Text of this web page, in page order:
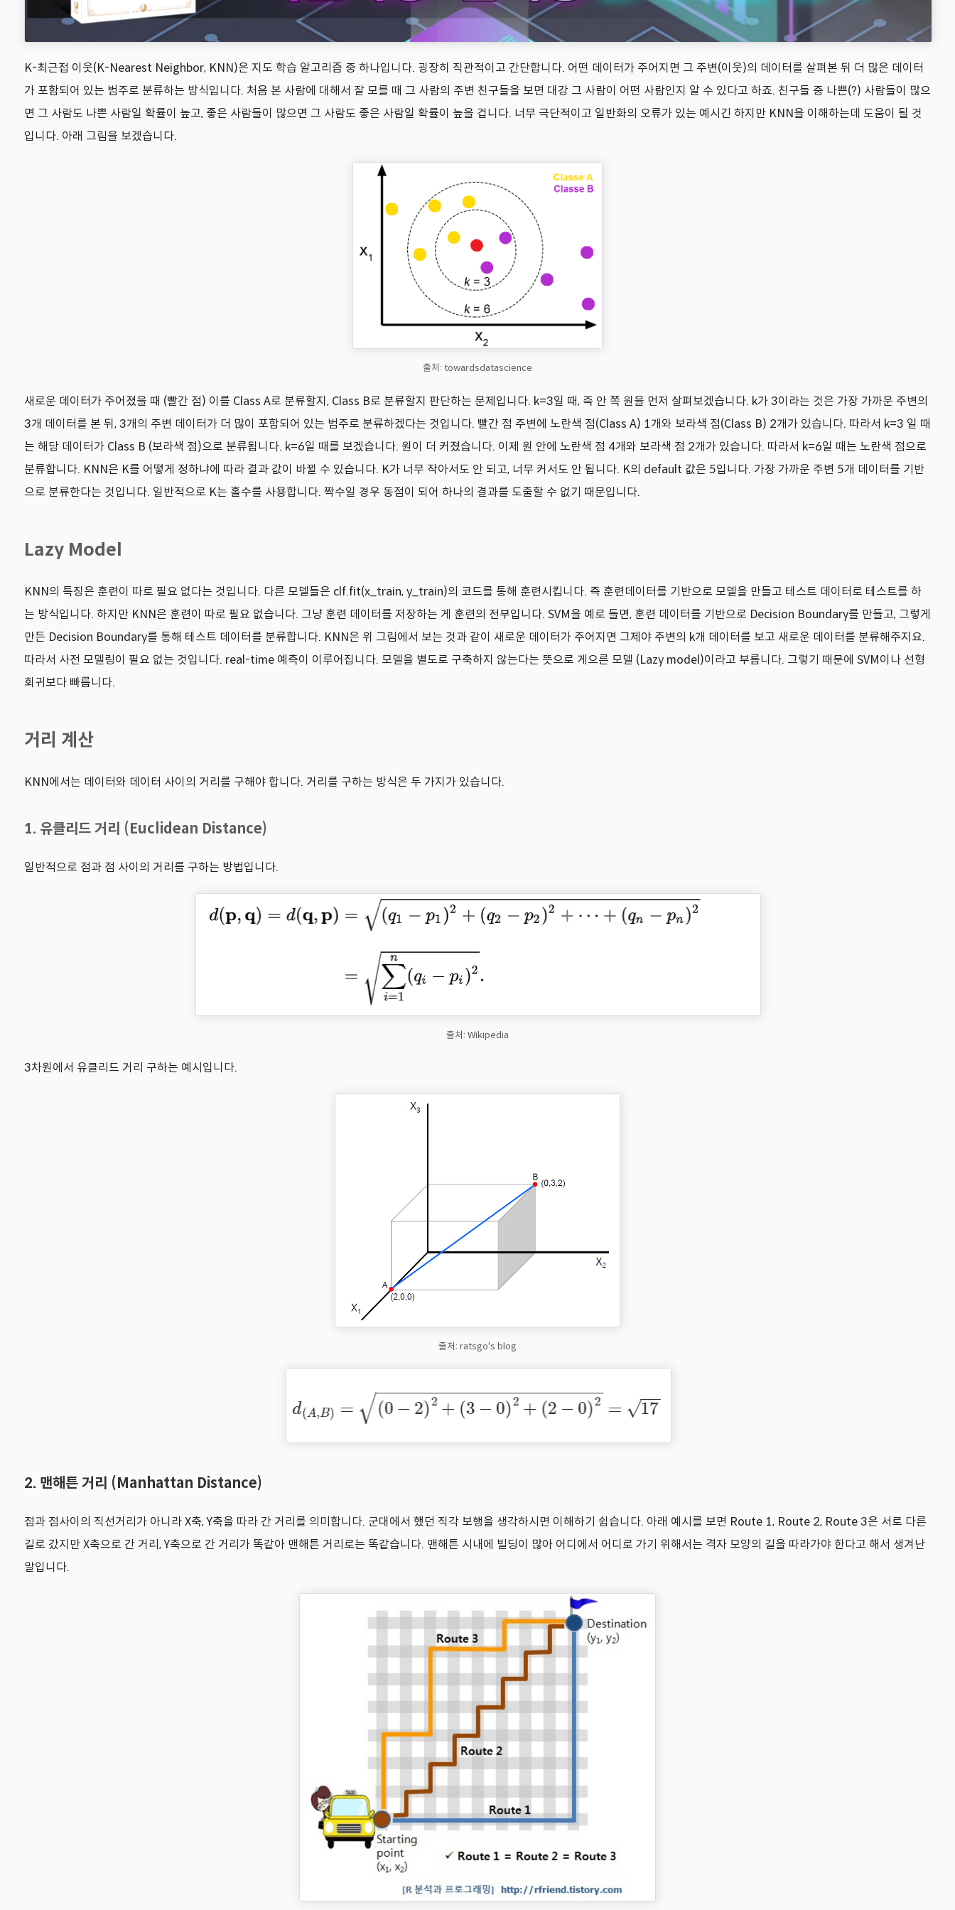
K-최근접 이웃(K-Nearest Neighbor, KNN)은 지도 학습 알고리즘 중 하나입니다. 굉장히 직관적이고 간단합니다. 어떤 데이터가 주어지면 그 주변(이웃)의 데이터를 살펴본 뒤 더 많은 데이터
가 포함되어 있는 범주로 분류하는 방식입니다. 처음 본 사람에 대해서 잘 모를 때 그 사람의 주변 친구들을 보면 대강 그 사람이 어떤 사람인지 알 수 있다고 하죠. 친구들 중 나쁜(?) 사람들이 많으
면 그 사람도 나쁜 사람일 확률이 높고, 좋은 사람들이 많으면 그 사람도 좋은 사람일 확률이 높을 겁니다. 너무 극단적이고 일반화의 오류가 있는 예시긴 하지만 KNN을 이해하는데 도움이 될 것
입니다. 아래 그림을 보겠습니다.
출처: towardsdatascience
새로운 데이터가 주어졌을 때 (빨간 점) 이를 Class A로 분류할지, Class B로 분류할지 판단하는 문제입니다. k=3일 때, 즉 안 쪽 원을 먼저 살펴보겠습니다. k가 3이라는 것은 가장 가까운 주변의
3개 데이터를 본 뒤, 3개의 주변 데이터가 더 많이 포함되어 있는 범주로 분류하겠다는 것입니다. 빨간 점 주변에 노란색 점(Class A) 1개와 보라색 점(Class B) 2개가 있습니다. 따라서 k=3 일 때
는 해당 데이터가 Class B (보라색 점)으로 분류됩니다. k=6일 때를 보겠습니다. 원이 더 커졌습니다. 이제 원 안에 노란색 점 4개와 보라색 점 2개가 있습니다. 따라서 k=6일 때는 노란색 점으로
분류합니다. KNN은 K를 어떻게 정하냐에 따라 결과 값이 바뀔 수 있습니다. K가 너무 작아서도 안 되고, 너무 커서도 안 됩니다. K의 default 값은 5입니다. 가장 가까운 주변 5개 데이터를 기반
으로 분류한다는 것입니다. 일반적으로 K는 홀수를 사용합니다. 짝수일 경우 동점이 되어 하나의 결과를 도출할 수 없기 때문입니다.
Lazy Model
KNN의 특징은 훈련이 따로 필요 없다는 것입니다. 다른 모델들은 clf.fit(x_train, y_train)의 코드를 통해 훈련시킵니다. 즉 훈련데이터를 기반으로 모델을 만들고 테스트 데이터로 테스트를 하
는 방식입니다. 하지만 KNN은 훈련이 따로 필요 없습니다. 그냥 훈련 데이터를 저장하는 게 훈련의 전부입니다. SVM을 예로 들면, 훈련 데이터를 기반으로 Decision Boundary를 만들고, 그렇게
만든 Decision Boundary를 통해 테스트 데이터를 분류합니다. KNN은 위 그림에서 보는 것과 같이 새로운 데이터가 주어지면 그제야 주변의 k개 데이터를 보고 새로운 데이터를 분류해주지요.
따라서 사전 모델링이 필요 없는 것입니다. real-time 예측이 이루어집니다. 모델을 별도로 구축하지 않는다는 뜻으로 게으른 모델 (Lazy model)이라고 부릅니다. 그렇기 때문에 SVM이나 선형
회귀보다 빠릅니다.
거리 계산
KNN에서는 데이터와 데이터 사이의 거리를 구해야 합니다. 거리를 구하는 방식은 두 가지가 있습니다.
1. 유클리드 거리 (Euclidean Distance)
일반적으로 점과 점 사이의 거리를 구하는 방법입니다.
출처: Wikipedia
3차원에서 유클리드 거리 구하는 예시입니다.
출처: ratsgo's blog
2. 맨해튼 거리 (Manhattan Distance)
점과 점사이의 직선거리가 아니라 X축, Y축을 따라 간 거리를 의미합니다. 군대에서 했던 직각 보행을 생각하시면 이해하기 쉽습니다. 아래 예시를 보면 Route 1, Route 2, Route 3은 서로 다른
길로 갔지만 X축으로 간 거리, Y축으로 간 거리가 똑같아 맨해튼 거리로는 똑같습니다. 맨해튼 시내에 빌딩이 많아 어디에서 어디로 가기 위해서는 격자 모양의 길을 따라가야 한다고 해서 생겨난
말입니다.